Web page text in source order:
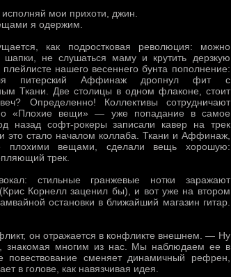
мои прихоти, джин.
я одержим.
как подростковая революция: можно
шапки, не слушаться маму и крутить дерзкую
нашего весеннего бунта пополнение:
питерский Аффинаж дропнул фит с
Ткани. Две столицы в одном флаконе, стоит
Определенно! Коллективы сотрудничают
«Плохие вещи» — уже попадание в самое
назад софт-рокеры записали кавер на трек
стало началом коллаба. Ткани и Аффинаж,
плохими вещами, сделали вещь хорошую:
трек.
стильные гранжевые нотки заражают
Корнелл заценил бы), и вот уже на втором
остановки в ближайший магазин гитар.
он отражается в конфликте внешнем. — Ну
многим из нас. Мы наблюдаем ее в
сменяет динамичный рефрен,
в голове, как навязчивая идея.